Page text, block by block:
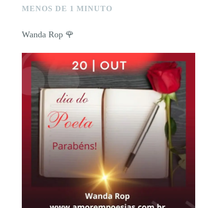
MENOS DE 1 MINUTO
Wanda Rop 🌹